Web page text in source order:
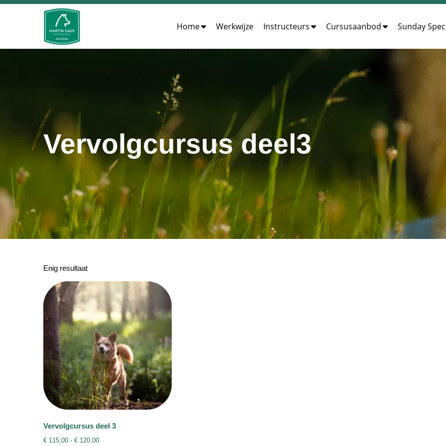
Home Werkwijze Instructeurs Cursusaanbod Sunday
Vervolgcursus deel3
Enig resultaat
Vervolgcursus deel 3
€ 115,00 - € 120,00Prijsklasse: